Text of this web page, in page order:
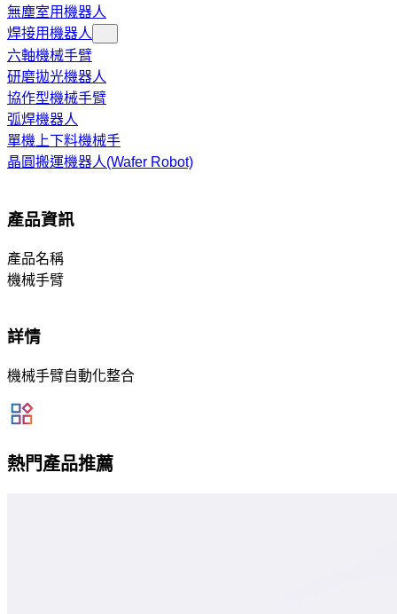
無塵室用機器人
焊接用機器人
六軸機械手臂
研磨拋光機器人
協作型機械手臂
弧焊機器人
單機上下料機械手
晶圓搬運機器人(Wafer Robot)
產品資訊
產品名稱
機械手臂
詳情
機械手臂自動化整合
熱門產品推薦